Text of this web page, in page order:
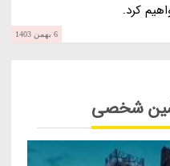
کرد.
6 بهمن 1403
شخصی